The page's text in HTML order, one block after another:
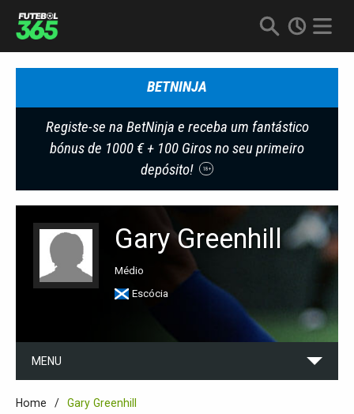
BETNINJA
Registe-se na BetNinja e receba um fantástico
bónus de 1000 € + 100 Giros no seu primeiro
depósito!
18+
Gary Greenhill
Médio
Escócia
MENU
Home Gary Greenhill